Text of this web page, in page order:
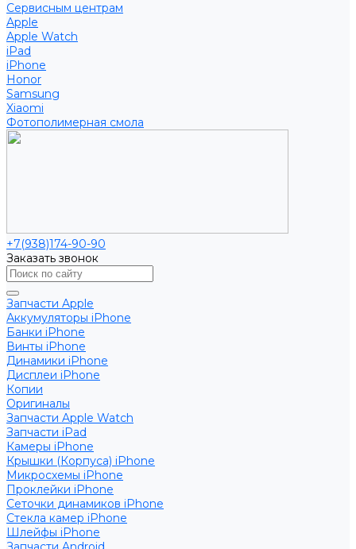
Сервисным центрам
Apple
Apple Watch
iPad
iPhone
Honor
Samsung
Xiaomi
Фотополимерная смола
+7(938)174-90-90
Заказать звонок
Запчасти Apple
Аккумуляторы iPhone
Банки iPhone
Винты iPhone
Динамики iPhone
Дисплеи iPhone
Копии
Оригиналы
Запчасти Apple Watch
Запчасти iPad
Камеры iPhone
Крышки (Корпуса) iPhone
Микросхемы iPhone
Проклейки iPhone
Сеточки динамиков iPhone
Стекла камер iPhone
Шлейфы iPhone